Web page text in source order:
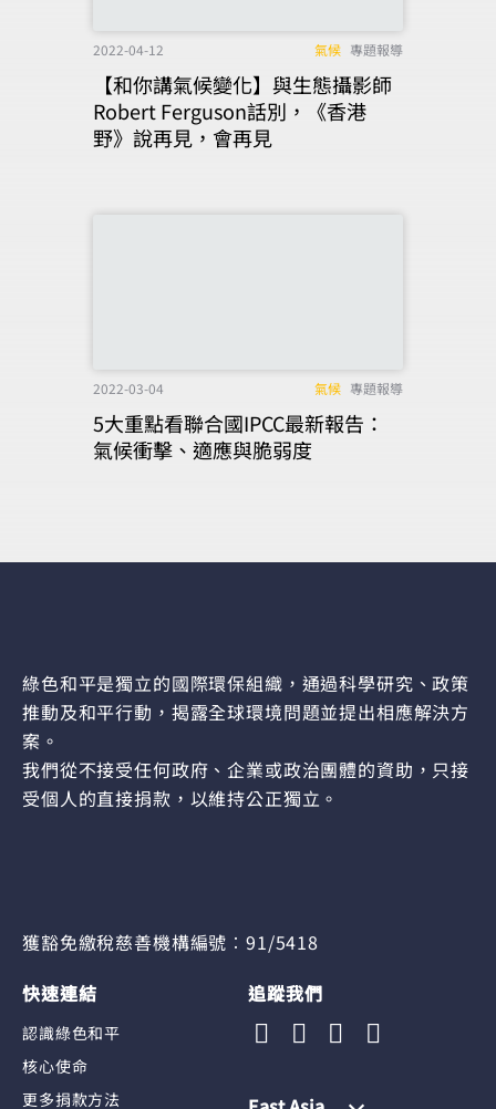
2022-04-12 氣候 專題報導
【和你講氣候變化】與生態攝影師
Robert Ferguson話別，《香港
野》說再見，會再見
2022-03-04 氣候 專題報導
5大重點看聯合國IPCC最新報告：
氣候衝擊、適應與脆弱度
綠色和平是獨立的國際環保組織，通過科學研究、政策
推動及和平行動，揭露全球環境問題並提出相應解決方
案。
我們從不接受任何政府、企業或政治團體的資助，只接
受個人的直接捐款，以維持公正獨立。
獲豁免繳稅慈善機構編號︰91/5418
快速連結
認識綠色和平
核心使命
更多捐款方法
追蹤我們